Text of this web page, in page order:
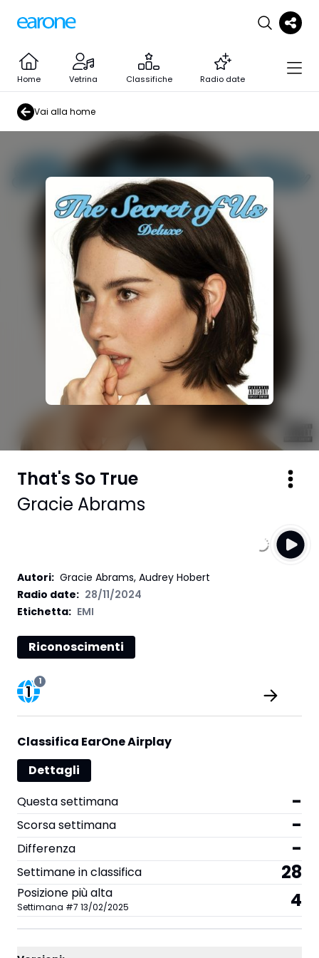
Home Vetrina Classifiche Radio date
Vai alla home
That's So True
Gracie Abrams
Autori: Gracie Abrams, Audrey Hobert
Radio date: 28/11/2024
Etichetta: EMI
Riconoscimenti
1
Classifica EarOne Airplay
Dettagli
Questa settimana
-
Scorsa settimana -
Differenza -
Settimane in classifica 28
Posizione più alta
Settimana #7 13/02/2025 4